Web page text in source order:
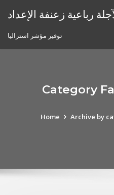
رباعية زعنفة الإعداد
توفير مؤشر استراليا
Category
Home Archive by